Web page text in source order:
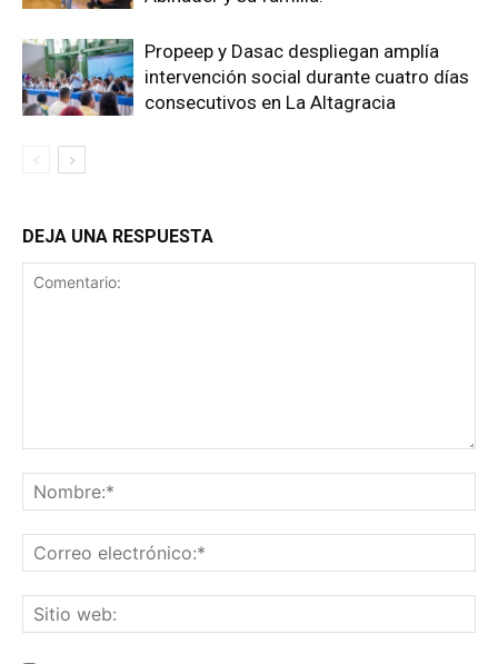
Propeep y Dasac despliegan amplía
intervención social durante cuatro días
consecutivos en La Altagracia
DEJA UNA RESPUESTA